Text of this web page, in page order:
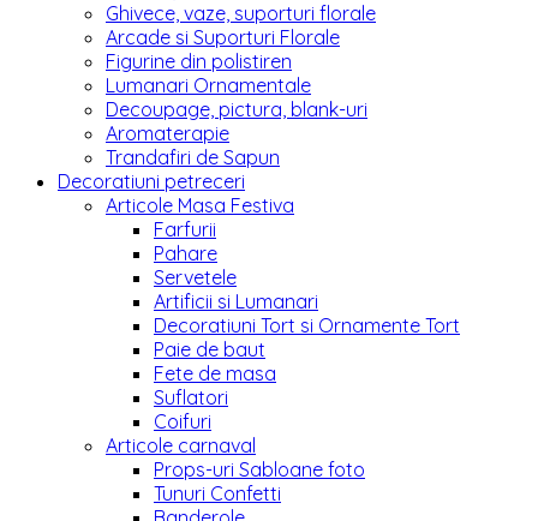
Ghivece, vaze, suporturi florale
Arcade si Suporturi Florale
Figurine din polistiren
Lumanari Ornamentale
Decoupage, pictura, blank-uri
Aromaterapie
Trandafiri de Sapun
Decoratiuni petreceri
Articole Masa Festiva
Farfurii
Pahare
Servetele
Artificii si Lumanari
Decoratiuni Tort si Ornamente Tort
Paie de baut
Fete de masa
Suflatori
Coifuri
Articole carnaval
Props-uri Sabloane foto
Tunuri Confetti